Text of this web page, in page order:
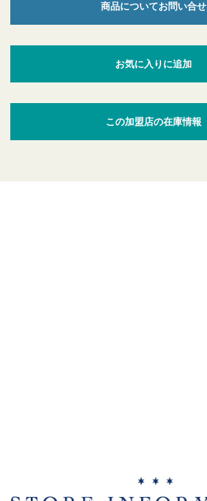
商品についてお問い合せ
お気に入りに追加
この加盟店の在庫情報